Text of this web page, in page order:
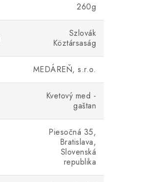
260g
Szlovák
Köztársaság
MEDÁREŇ, s.r.o.
Kvetový med -
gaštan
Piesočná 35,
Bratislava,
Slovenská
republika